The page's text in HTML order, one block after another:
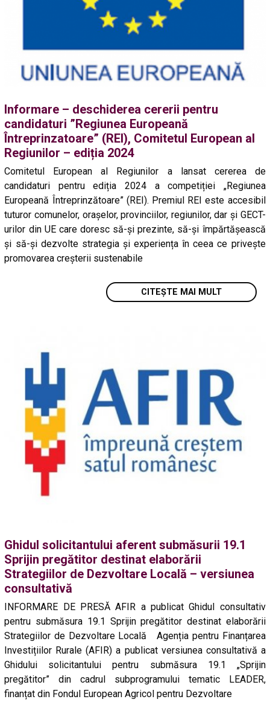
Informare – deschiderea cererii pentru
candidaturi ”Regiunea Europeană
Întreprinzatoare” (REI), Comitetul European al
Regiunilor – ediția 2024
Comitetul European al Regiunilor a lansat cererea de
candidaturi pentru ediția 2024 a competiției „Regiunea
Europeană Întreprinzătoare” (REI). Premiul REI este accesibil
tuturor comunelor, oraşelor, provinciilor, regiunilor, dar şi GECT-
urilor din UE care doresc să-și prezinte, să-și împărtășească
și să-și dezvolte strategia și experiența în ceea ce privește
promovarea creșterii sustenabile
CITEȘTE MAI MULT
Ghidul solicitantului aferent submăsurii 19.1
Sprijin pregătitor destinat elaborării
Strategiilor de Dezvoltare Locală – versiunea
consultativă
INFORMARE DE PRESĂ AFIR a publicat Ghidul consultativ
pentru submăsura 19.1 Sprijin pregătitor destinat elaborării
Strategiilor de Dezvoltare Locală Agenția pentru Finanțarea
Investițiilor Rurale (AFIR) a publicat versiunea consultativă a
Ghidului solicitantului pentru submăsura 19.1 „Sprijin
pregătitor” din cadrul subprogramului tematic LEADER,
finanțat din Fondul European Agricol pentru Dezvoltare